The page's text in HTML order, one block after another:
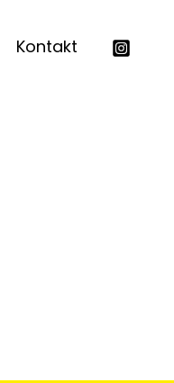
Kontakt